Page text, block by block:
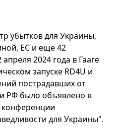
убытков для Украины,
ЕС и еще 42
2024 года в Гааге
запуске RD4U и
пострадавших от
РФ было объявлено в
конференции
для Украины".